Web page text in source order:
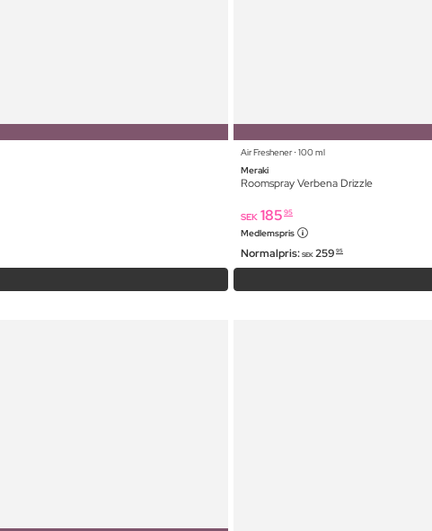
Air Freshener ⋅ 100 ml
Meraki
Roomspray Verbena Drizzle
SEK 185 95
Medlemspris
Normalpris: SEK 259 95